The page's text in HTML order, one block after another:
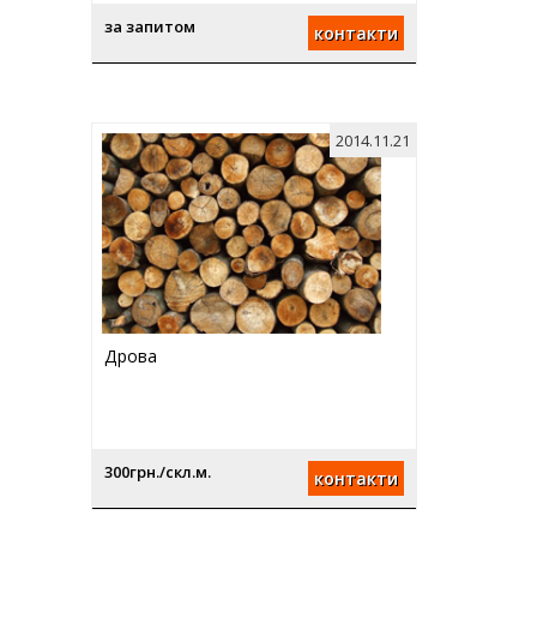
за запитом контакти
Дрова
300грн./скл.м. контакти
2014.11.21